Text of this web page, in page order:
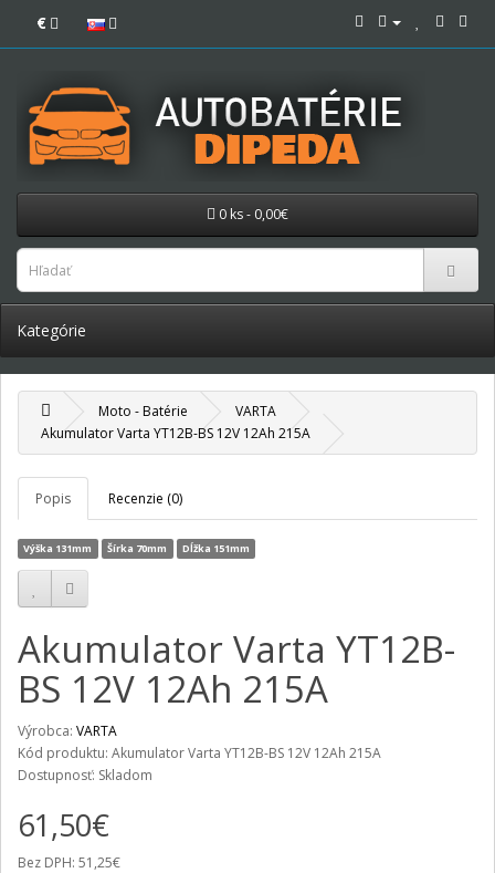
€
0 ks - 0,00€
Kategórie
Moto - Batérie
VARTA
Akumulator Varta YT12B-BS 12V 12Ah 215A
Popis Recenzie (0)
Výška 131mm Šírka 70mm Dĺžka 151mm
Akumulator Varta YT12B-
BS 12V 12Ah 215A
Výrobca: VARTA
Kód produktu: Akumulator Varta YT12B-BS 12V 12Ah 215A
Dostupnosť: Skladom
61,50€
Bez DPH: 51,25€